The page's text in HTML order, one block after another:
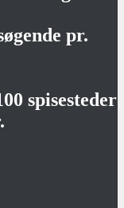
pr.
spisesteder